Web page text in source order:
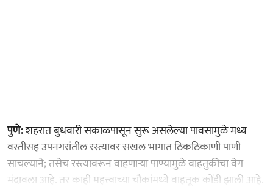
पुणे:शहरात बुधवारी सकाळपासून सुरू असलेल्या पावसामुळे मध्य
वस्तीसह उपनगरांतील रस्त्यावर सखल भागात ठिकठिकाणी पाणी
साचल्याने; तसेच रस्त्यावरून वाहणाऱ्या पाण्यामुळे वाहतुकीचा वेग
मंदावला आहे. तर काही महत्त्वाच्या चौकांमध्ये वाहतूक कोंडी झाली आहे.